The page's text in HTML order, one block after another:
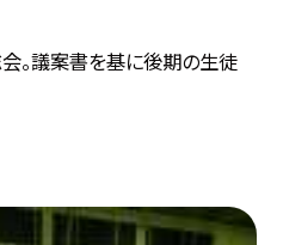
。議案書を基に後期の生徒